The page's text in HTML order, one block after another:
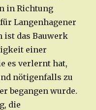
in Richtung
Langenhagener
ist das Bauwerk
einer
es verlernt hat,
nötigenfalls zu
begangen wurde.
die